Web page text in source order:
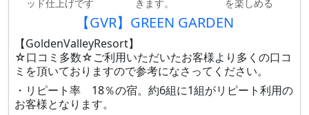
ッド仕上げです
きます。
を楽しめる
【GVR】GREEN GARDEN
【GoldenValleyResort】
☆口コミ多数☆ご利用いただいたお客様より多くの口コ
ミを頂いておりますので参考になさってください。
・リピート率 18％の宿。約6組に1組がリピート利用の
お客様となります。